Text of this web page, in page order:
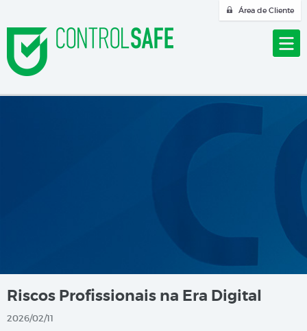
Área de Cliente
Riscos Profissionais na Era Digital
2026/02/11